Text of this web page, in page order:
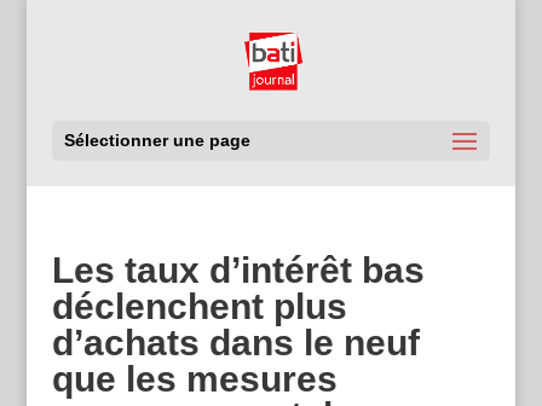
Sélectionner une page
Les taux d’intérêt bas
déclenchent plus
d’achats dans le neuf
que les mesures